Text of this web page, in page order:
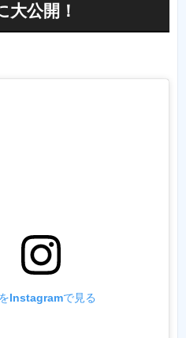
大公開！
Instagramで見る